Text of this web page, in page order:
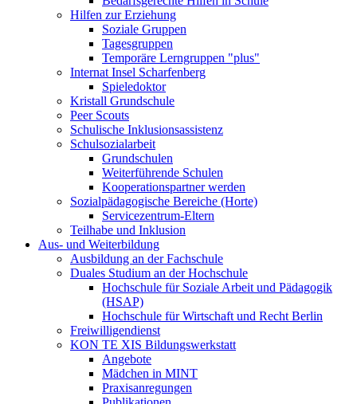
Hilfen zur Erziehung
Soziale Gruppen
Tagesgruppen
Temporäre Lerngruppen "plus"
Internat Insel Scharfenberg
Spieledoktor
Kristall Grundschule
Peer Scouts
Schulische Inklusionsassistenz
Schulsozialarbeit
Grundschulen
Weiterführende Schulen
Kooperationspartner werden
Sozialpädagogische Bereiche (Horte)
Servicezentrum-Eltern
Teilhabe und Inklusion
Aus- und Weiterbildung
Ausbildung an der Fachschule
Duales Studium an der Hochschule
Hochschule für Soziale Arbeit und Pädagogik
(HSAP)
Hochschule für Wirtschaft und Recht Berlin
Freiwilligendienst
KON TE XIS Bildungswerkstatt
Angebote
Mädchen in MINT
Praxisanregungen